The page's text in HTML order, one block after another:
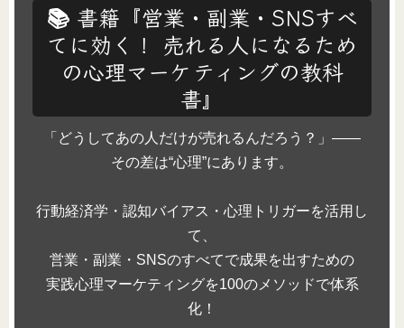
📚 書籍『営業・副業・SNSすべ
てに効く！ 売れる人になるため
の心理マーケティングの教科
書』
「どうしてあの人だけが売れるんだろう？」――
その差は“心理”にあります。
行動経済学・認知バイアス・心理トリガーを活用し
て、
営業・副業・SNSのすべてで成果を出すための
実践心理マーケティングを100のメソッドで体系
化！